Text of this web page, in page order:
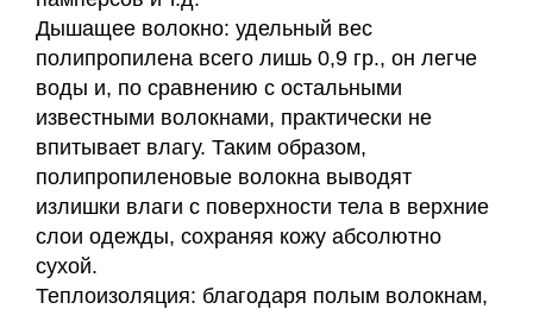
Дышащее волокно: удельный вес
полипропилена всего лишь 0,9 гр., он легче
воды и, по сравнению с остальными
известными волокнами, практически не
впитывает влагу. Таким образом,
полипропиленовые волокна выводят
излишки влаги с поверхности тела в верхние
слои одежды, сохраняя кожу абсолютно
сухой.
Теплоизоляция: благодаря полым волокнам,